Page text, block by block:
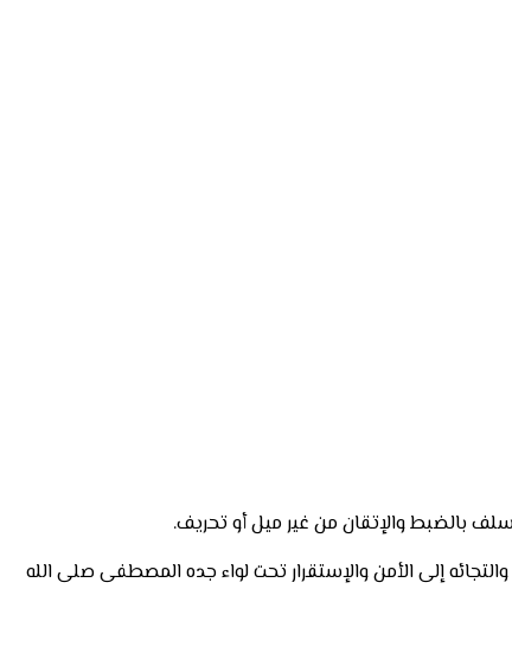
بالضبط والإتقان من غير ميل أو تحريف.
إلى الأمن والإستقرار تحت لواء جده المصطفى صلى الله